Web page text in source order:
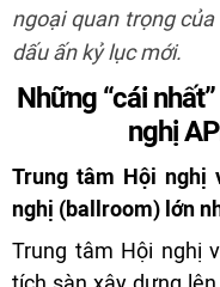
ngoại quan trọng
dấu ấn kỷ lục mới.
Những “cái
nghị
Trung tâm Hội nghị
nghị (ballroom) lớn
Trung tâm Hội nghị